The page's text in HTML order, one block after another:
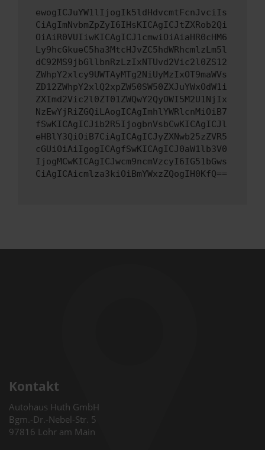
ewogICJuYW1lIjogIk5ldHdvcmtFcnJvciIs
CiAgImNvbmZpZyI6IHsKICAgICJtZXRob2Qi
OiAiR0VUIiwKICAgICJ1cmwiOiAiaHR0cHM6
Ly9hcGkueC5ha3MtcHJvZC5hdWRhcmlzLm5l
dC92MS9jbGllbnRzLzIxNTUvd2Vic2l0ZS12
ZWhpY2xlcy9UWTAyMTg2NiUyMzIxOT9maWVs
ZD12ZWhpY2xlQ2xpZW50SW50ZXJuYWxOdW1i
ZXImd2Vic2l0ZT01ZWQwY2QyOWI5M2U1NjIx
NzEwYjRiZGQiLAogICAgImhlYWRlcnMiOiB7
fSwKICAgICJib2R5IjogbnVsbCwKICAgICJl
eHBlY3QiOiB7CiAgICAgICJyZXNwb25zZVR5
cGUiOiAiIgogICAgfSwKICAgICJ0aW1lb3V0
IjogMCwKICAgICJwcm9ncmVzcyI6IG51bGws
CiAgICAicmlza3kiOiBmYWxzZQogIH0KfQ==
Kontakt
Autohaus Huth GmbH
Bgm.-Dr.-Nebel-Str. 5
97816 Lohr am Main